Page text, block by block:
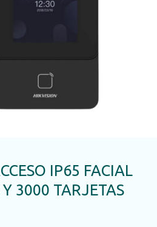
IP65 FACIAL
3000 TARJETAS